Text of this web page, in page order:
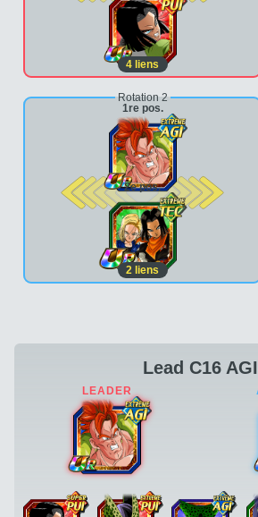
4 liens
Rotation 2
1re pos.
2e pos.
2 liens
Lead C16 AGI